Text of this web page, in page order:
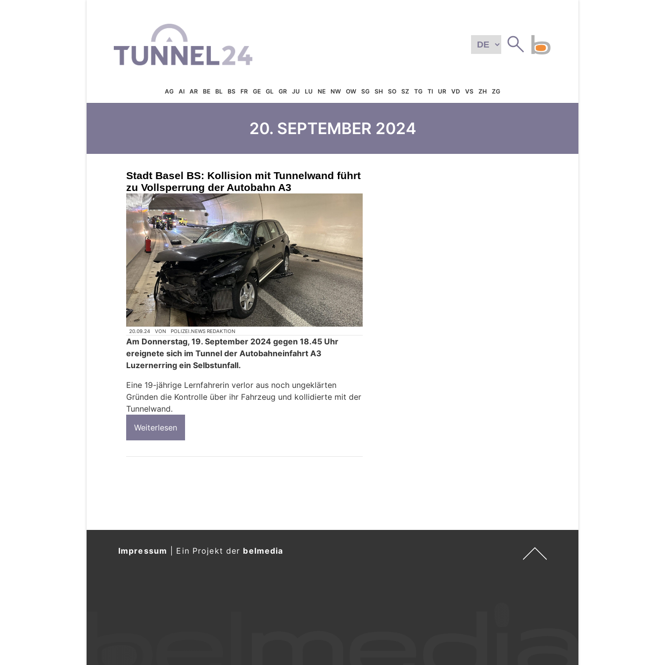
AG AI AR BE BL BS FR GE GL GR JU LU NE NW OW SG SH SO SZ TG TI UR VD VS ZH ZG
20. SEPTEMBER 2024
Stadt Basel BS: Kollision mit Tunnelwand führt
zu Vollsperrung der Autobahn A3
20.09.24 VON POLIZEI.NEWS REDAKTION
Am Donnerstag, 19. September 2024 gegen 18.45 Uhr
ereignete sich im Tunnel der Autobahneinfahrt A3
Luzernerring ein Selbstunfall.
Eine 19-jährige Lernfahrerin verlor aus noch ungeklärten
Gründen die Kontrolle über ihr Fahrzeug und kollidierte mit der
Tunnelwand.
Weiterlesen
Impressum Ein Projekt der belmedia